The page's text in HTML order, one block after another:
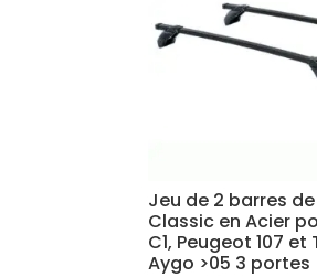
Jeu de 2 barres
Classic en Acier
C1, Peugeot 107
Aygo >05 3 portes